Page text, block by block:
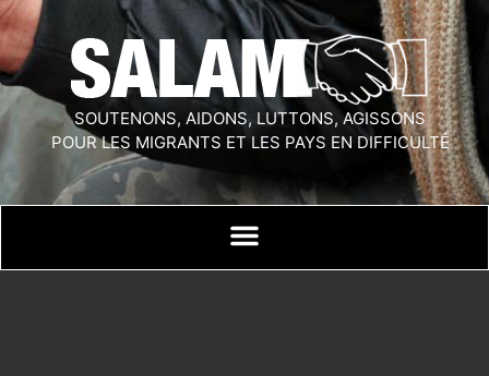
SOUTENONS, AIDONS, LUTTONS, AGISSONS
POUR LES MIGRANTS ET LES PAYS EN DIFFICULTÉ